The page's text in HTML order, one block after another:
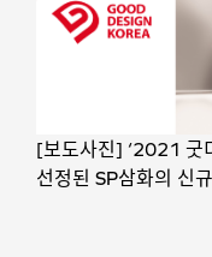
[보도사진] ‘2021 굿
선정된 SP삼화의 신